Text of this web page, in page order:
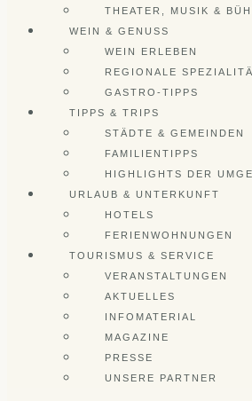
THEATER, MUSIK &
WEIN & GENUSS
WEIN ERLEBEN
REGIONALE
GASTRO-TIPPS
TIPPS & TRIPS
STÄDTE & GEMEINDEN
FAMILIENTIPPS
HIGHLIGHTS DER
URLAUB & UNTERKUNFT
HOTELS
FERIENWOHNUNGEN
TOURISMUS & SERVICE
VERANSTALTUNGEN
AKTUELLES
INFOMATERIAL
MAGAZINE
PRESSE
UNSERE PARTNER